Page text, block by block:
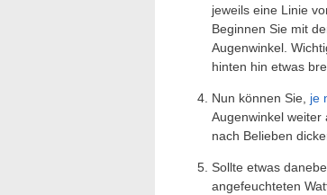
jeweils eine Linie
Beginnen Sie mit
Augenwinkel.
hinten hin etwas
Nun können Sie, je
Augenwinkel weiter
nach Belieben
Sollte etwas
angefeuchteten